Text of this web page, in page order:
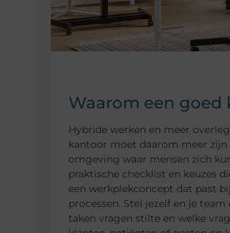
Waarom een
Hybride werken en meer
kantoor moet daarom meer
omgeving waar mensen zich
praktische checklist en keuzes
een werkplekconcept dat past
processen. Stel jezelf en je
taken vragen stilte en welke